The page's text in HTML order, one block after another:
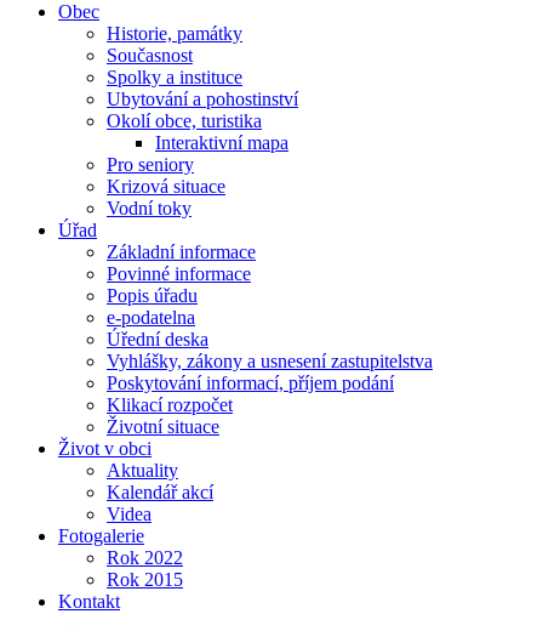
Obec
Historie, památky
Současnost
Spolky a instituce
Ubytování a pohostinství
Okolí obce, turistika
Interaktivní mapa
Pro seniory
Krizová situace
Vodní toky
Úřad
Základní informace
Povinné informace
Popis úřadu
e-podatelna
Úřední deska
Vyhlášky, zákony a usnesení zastupitelstva
Poskytování informací, příjem podání
Klikací rozpočet
Životní situace
Život v obci
Aktuality
Kalendář akcí
Videa
Fotogalerie
Rok 2022
Rok 2015
Kontakt